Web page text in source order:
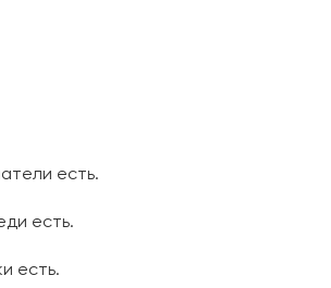
есть.
есть.
есть.